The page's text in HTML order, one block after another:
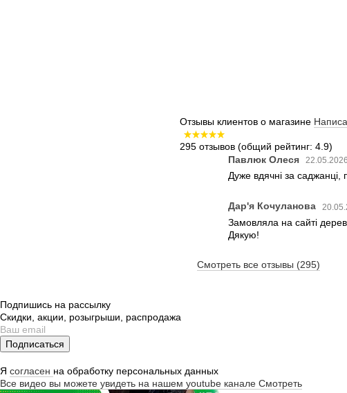
Отзывы клиентов о магазине
295 отзывов (общий рейтинг: 4.9)
Павлюк Олеся
Дуже вдячні за
Дар'я Кочуланова
Замовляла на сайті
Дякую!
Смотреть все отзывы (295)
Подпишись на рассылку
Скидки, акции, розыгрыши, распродажа
Подписаться
Я согласен на обработку персональных данных
Все видео вы можете увидеть на нашем youtube канале Смотреть